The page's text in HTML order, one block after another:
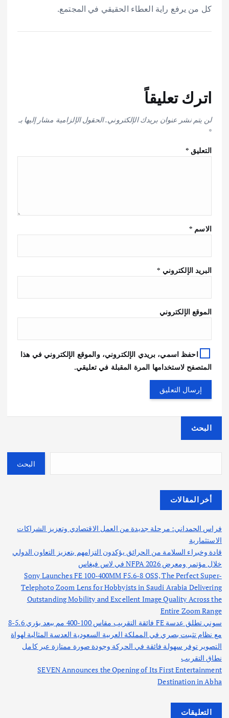
كل من يرفع راية العطاء الحقيقي في المجتمع.
اترك تعليقاً
لن يتم نشر عنوان بريدك الإلكتروني.الحقول الإلزامية مشار إليها بـ
*
التعليق*
الاسم *
البريد الإلكتروني *
الموقع الإلكتروني
احفظ اسمي، بريدي الإلكتروني، والموقع الإلكتروني في هذا
المتصفح لاستخدامها المرة المقبلة في تعليقي.
البحث
البحث
أخر المقالات
فراس الحمداني: مرحلة جديدة من العمل الاقتصادي وتعزيز الشراكات
الاستثمارية
قادة وخبراء السلامة من الحرائق يؤكدون التزامهم بتعزيز التعاون الدولي
خلال مؤتمر ومعرض NFPA 2026 في لاس فيغاس
Sony Launches FE 100-400MM F5.6-8 OSS, The Perfect Super-
Telephoto Zoom Lens for Hobbyists in Saudi Arabia Delivering
Outstanding Mobility and Excellent Image Quality Across the
Entire Zoom Range
سوني تطلق عدسة FE فائقة التقريب مقاس 100-400 مم ببعد بؤري 5.6-8
مع نظام تثبيت بصري في المملكة العربية السعودية العدسة المثالية لهواة
التصوير توفر سهولة فائقة في الحركة وجودة صورة ممتازة عبر كامل
نطاق التقريب
SEVEN Announces the Opening of Its First Entertainment
Destination in Abha
التعليقات